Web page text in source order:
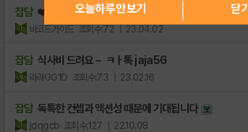
잡담 ❤️ 현금영수증가맹업체, 정식사업자등록 오버워..
바코드가이드 조회수:72 | 23.04.02
잡담 식사비 드려요 ~ ㅋㅏ톡 jaja56
라라GG1D 조회수:73 | 23.02.16
잡담 독특한 컨셉과 액션성 때문에 기대됩니다
jdqgcb 조회수:127 | 22.10.08
오늘하루 안보기 닫기